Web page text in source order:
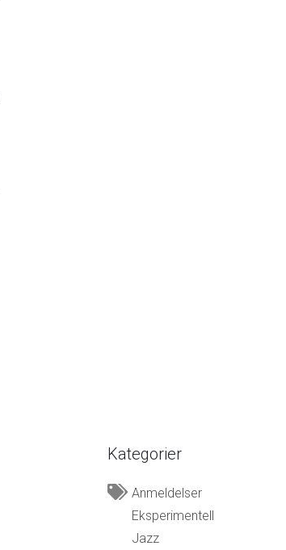
Kategorier
Anmeldelser
Eksperimentell
Jazz